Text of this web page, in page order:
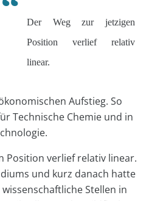
Der Weg zur jetzigen
Position verlief relativ
linear.
Aufstieg. So
Technische Chemie und in
Position verlief relativ linear.
und kurz danach hatte
Stellen in